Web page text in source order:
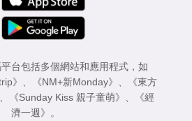
台包括多個網站和應用程式，如
》 《NM+新Monday》
《東方
《Sunday Kiss 親子童萌》
《經
濟一週》
。